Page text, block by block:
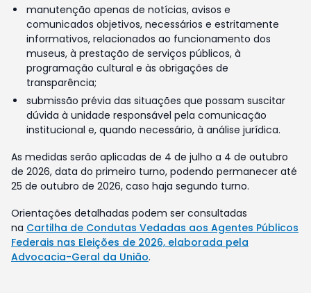
manutenção apenas de notícias, avisos e
comunicados objetivos, necessários e estritamente
informativos, relacionados ao funcionamento dos
museus, à prestação de serviços públicos, à
programação cultural e às obrigações de
transparência;
submissão prévia das situações que possam suscitar
dúvida à unidade responsável pela comunicação
institucional e, quando necessário, à análise jurídica.
As medidas serão aplicadas de 4 de julho a 4 de outubro
de 2026, data do primeiro turno, podendo permanecer até
25 de outubro de 2026, caso haja segundo turno.
Orientações detalhadas podem ser consultadas
na Cartilha de Condutas Vedadas aos Agentes Públicos
Federais nas Eleições de 2026, elaborada pela
Advocacia-Geral da União.